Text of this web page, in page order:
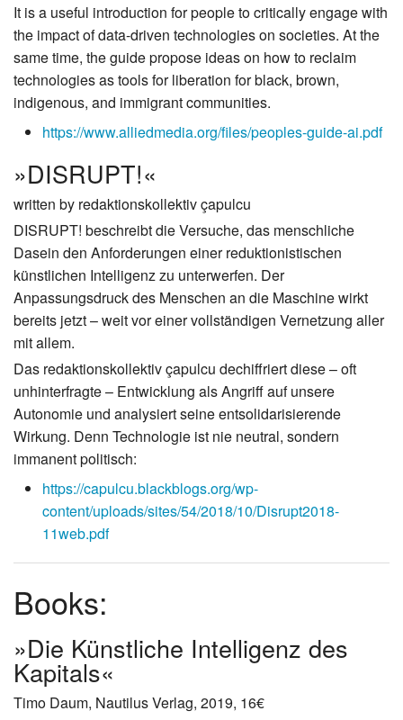
It is a useful introduction for people to critically engage with
the impact of data-driven technologies on societies. At the
same time, the guide propose ideas on how to reclaim
technologies as tools for liberation for black, brown,
indigenous, and immigrant communities.
https://www.alliedmedia.org/files/peoples-guide-ai.pdf
»DISRUPT!«
written by redaktionskollektiv çapulcu
DISRUPT! beschreibt die Versuche, das menschliche
Dasein den Anforderungen einer reduktionistischen
künstlichen Intelligenz zu unterwerfen. Der
Anpassungsdruck des Menschen an die Maschine wirkt
bereits jetzt – weit vor einer vollständigen Vernetzung aller
mit allem.
Das redaktionskollektiv çapulcu dechiffriert diese – oft
unhinterfragte – Entwicklung als Angriff auf unsere
Autonomie und analysiert seine entsolidarisierende
Wirkung. Denn Technologie ist nie neutral, sondern
immanent politisch:
https://capulcu.blackblogs.org/wp-
content/uploads/sites/54/2018/10/Disrupt2018-
11web.pdf
Books:
»Die Künstliche Intelligenz des
Kapitals«
Timo Daum, Nautilus Verlag, 2019, 16€